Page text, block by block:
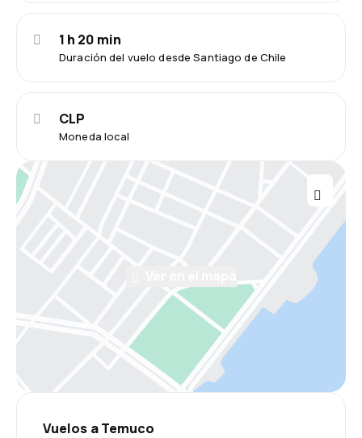
Duración del vuelo desde Santiago de Chile
1 h 20 min
Moneda local
CLP
Vuelos a Temuco